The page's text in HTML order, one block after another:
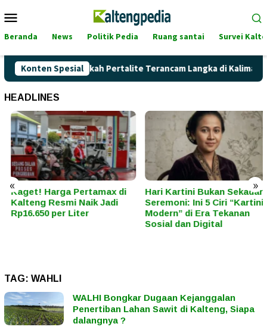
ke
Mobile
Beranda News Politik Pedia Ruang santai Survei
Konten Spesial
Naik, Akankah Pertalite Terancam Langka di Kalimantan
HEADLINES
« »
Kaget! Harga Pertamax di
Kalteng Resmi Naik Jadi
Rp16.650 per Liter
Hari Kartini Bukan Sekadar
Seremoni: Ini 5 Ciri “Kartini
Modern” di Era Tekanan
Sosial dan Digital
TAG: WAHLI
WALHI Bongkar Dugaan Kejanggalan
Penertiban Lahan Sawit di Kalteng, Siapa
dalangnya ?